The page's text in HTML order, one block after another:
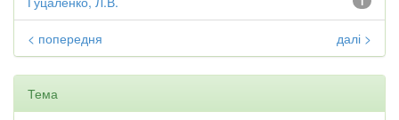
< попередня далі >
Тема